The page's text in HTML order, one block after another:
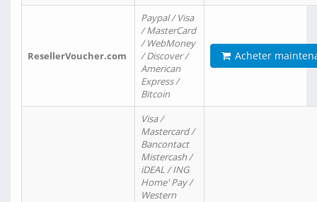
ResellerVoucher.com
Paypal / Visa
/ MasterCard
/ WebMoney
/ Discover /
American
Express /
Bitcoin
Acheter
Visa /
Mastercard /
Bancontact
Mistercash /
iDEAL / ING
Home' Pay /
Western